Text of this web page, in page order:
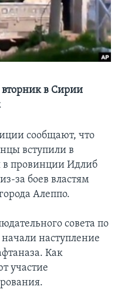
вторник в Сирии
сообщают, что
вступили в
в провинции Идлиб
за боев властям
Алеппо.
совета по
наступление
Как
участие